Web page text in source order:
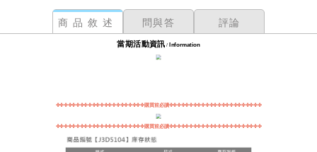
商品敘述 問與答 評論